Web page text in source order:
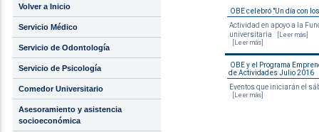
Volver a Inicio
Servicio Médico
Servicio de Odontología
Servicio de Psicología
Comedor Universitario
Asesoramiento y asistencia
socioeconómica
OBE celebró "Un día con
Actividad en apoyo a la
universitaria
[Leer más]
[Leer más]
OBE y el Programa
de Actividades Julio 2016
Eventos que iniciarán el
[Leer más]